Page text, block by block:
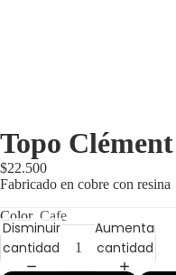
Topo Clément
$22.500
Fabricado en cobre con resina
Color Cafe
Disminuir
cantidad
Aumentar
cantidad